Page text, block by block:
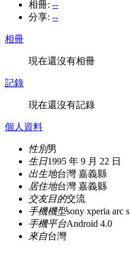
相冊: --
分享: --
相冊
現在還沒有相冊
記錄
現在還沒有記錄
個人資料
性別男
生日1995 年 9 月 22 日
出生地台灣 嘉義縣
居住地台灣 嘉義縣
交友目的交流
手機機型sony xperia arc s
手機平台Android 4.0
來自台灣